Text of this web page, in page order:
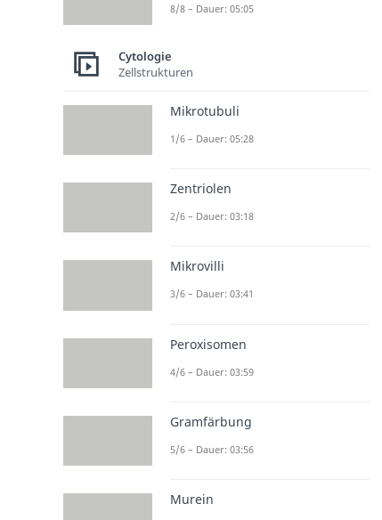
8/8 – Dauer: 05:05
Cytologie
Zellstrukturen
Mikrotubuli
1/6 – Dauer: 05:28
Zentriolen
2/6 – Dauer: 03:18
Mikrovilli
3/6 – Dauer: 03:41
Peroxisomen
4/6 – Dauer: 03:59
Gramfärbung
5/6 – Dauer: 03:56
Murein